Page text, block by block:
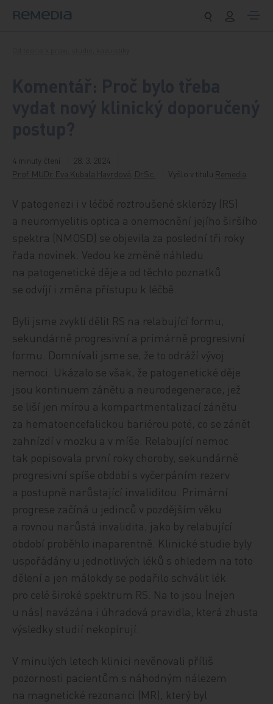
4 minuty čtení
28. 3. 2024
Prof. MUDr. Eva Kubala Havrdová, DrSc.
Vyšlo v titulu Remedia
V patogenezi i v léčbě roztroušené sklerózy (RS)
a neuromyelitis optica a onemocnění jejího širšího
spektra (NMOSD) se objevila za poslední tři roky
řada novinek. Vedou ke změně náhledu
na patogenetické děje a od těchto poznatků
se odvíjí i změna přístupu k léčbě.
Byli jsme zvyklí dělit RS na relabující formu,
sekundárně progresivní a primárně progresivní
formu. Domnívali jsme se, že to odráží vývoj
nemoci. Ukázalo se však, že patogenetické děje
jsou kontinuem zánětu a neurodegenerace, jež
se liší jen mírou a kompartmentalizací zánětu
za hematoencefalickou bariérou poté, co se zánět
zahnízdí v mozku a v míše. Relabující nemoc
tak popisovala první roky choroby, sekundárně
progresivní spíše období s vyčerpáním rezerv
a postupně narůstající invaliditou. Primární
progrese začíná u jedinců v pozdějším věku
a rovnou narůstá invalidita, jako by relabující
období proběhlo inaparentně. Klinické studie byly
uspořádány u jednotlivých léků s ohledem na toto
dělení a jen málokdy se podařilo schválit lék
pro celé široké spektrum RS. Na to jsou (nejen
u nás) navázána i úhradová pravidla, která zhusta
výsledky studií nekopírují.
V minulých letech klinici nevěnovali příliš
pozornosti pacientům s náhodným nálezem
na magnetické rezonanci (MR), který byl